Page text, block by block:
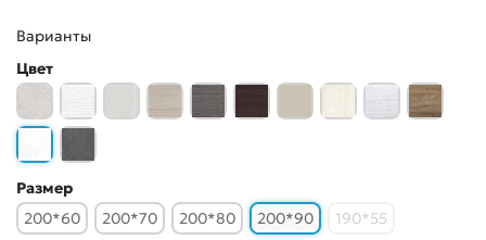
Варианты
Цвет
Размер
200*60
200*70 200*80 200*90
190*55